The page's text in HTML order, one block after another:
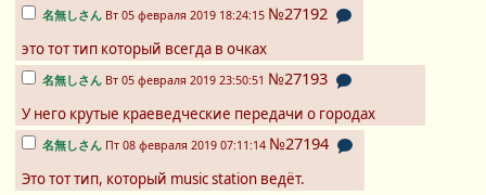
名無しさん Вт 05 февраля 2019 18:24:15 №27192
это тот тип который всегда в очках
名無しさん Вт 05 февраля 2019 23:50:51 №27193
У него крутые краеведческие передачи о городах
名無しさん Пт 08 февраля 2019 07:11:14 №27194
Это тот тип, который music station ведёт.